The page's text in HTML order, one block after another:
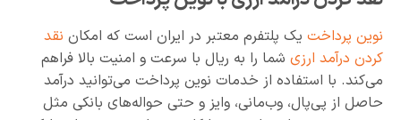
نوین پرداخت یک پلتفرم معتبر در ایران است که امکان نقد
کردن درآمد ارزی شما را به ریال با سرعت و امنیت بالا فراهم
می‌کند. با استفاده از خدمات نوین پرداخت می‌توانید درآمد
حاصل از پی‌پال، وب‌مانی، وایز و حتی حواله‌های بانکی مثل